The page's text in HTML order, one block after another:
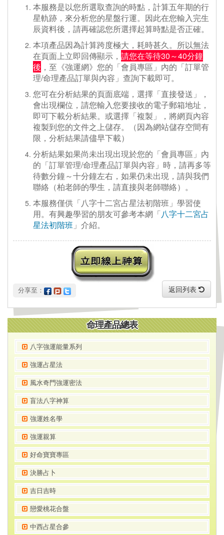
本服務是以您所選取查詢的時點，計算五年期的行
星軌跡，來分析您的星盤行運。因此在您輸入完生
辰資料後，請再確認您所選擇起算時點是否正確。
本項產品因為計算跨度極大，耗時甚久。所以無法
在頁面上立即回傳顯示， 請您在等待30～40分鐘
後 ，至《強運網》您的「會員專區」內的「訂單管
理/命理產品訂單與內容」查詢下載即可。
您可在分析結果的頁面底端，選擇「直接發送」，
會出現欄位，請您輸入您要接收的電子郵箱地址，
即可下載分析結果。或選擇「複製」，將網頁內容
複製到您的文件之上儲存。（因為網站儲存空間有
限，分析結果請儘早下載）
分析結果如果尚未出現出現於您的「會員專區」內
的「訂單管理/命理產品訂單與內容」時，請再多等
待數分鐘～十分鐘左右，如果仍未出現，請與我們
聯絡（柏老師的學生，請直接與老師聯絡）。
本服務僅供「八字十二宮占星法初階班」學習使
用。有興趣學習的朋友可參考本網「八字十二宮占
星法初階班 」介紹。
分享至： 返回列表
命理產品總表
八字強運能量系列
強運占星法
風水奇門強運密法
盲法八字神算
強運姓名學
強運親算
好命寶寶專區
決勝占卜
吉日吉時
戀愛桃花合盤
中西占星合參